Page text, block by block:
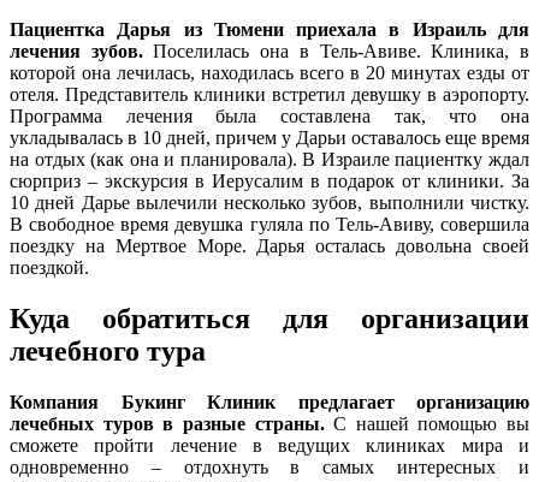
Пациентка Дарья из Тюмени приехала в Израиль для
лечения зубов.Поселилась она в Тель-Авиве. Клиника, в
которой она лечилась, находилась всего в 20 минутах езды от
отеля. Представитель клиники встретил девушку в аэропорту.
Программа лечения была составлена так, что она
укладывалась в 10 дней, причем у Дарьи оставалось еще время
на отдых (как она и планировала). В Израиле пациентку ждал
сюрприз – экскурсия в Иерусалим в подарок от клиники. За
10 дней Дарье вылечили несколько зубов, выполнили чистку.
В свободное время девушка гуляла по Тель-Авиву, совершила
поездку на Мертвое Море. Дарья осталась довольна своей
поездкой.
Куда обратиться для организации
лечебного тура
Компания Букинг Клиник предлагает организацию
лечебных туров в разные страны.С нашей помощью вы
сможете пройти лечение в ведущих клиниках мира и
одновременно – отдохнуть в самых интересных и